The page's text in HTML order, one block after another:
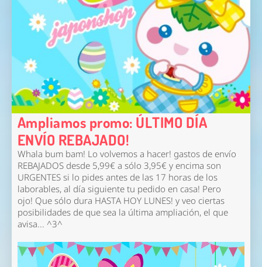
Ampliamos promo: ÚLTIMO DÍA
ENVÍO REBAJADO!
Whala bum bam! Lo volvemos a hacer! gastos de envío
REBAJADOS desde 5,99€ a sólo 3,95€ y encima son
URGENTES si lo pides antes de las 17 horas de los
laborables, al día siguiente tu pedido en casa! Pero
ojo! Que sólo dura HASTA HOY LUNES! y veo ciertas
posibilidades de que sea la última ampliación, el que
avisa... ^3^